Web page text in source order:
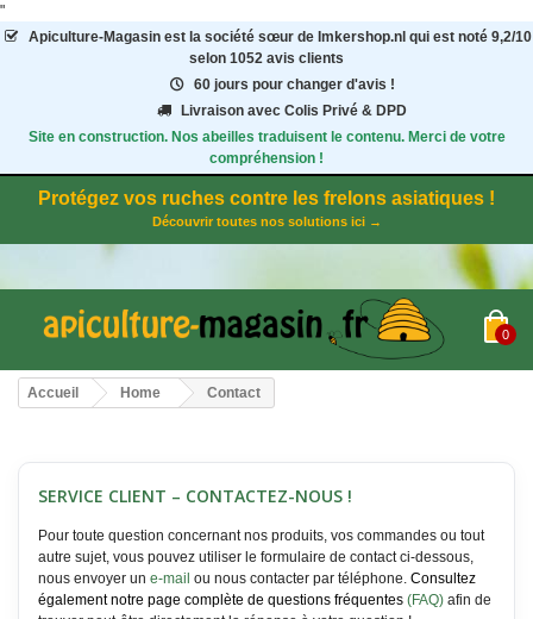
"
Apiculture-Magasinest la société sœur de Imkershop.nl qui est noté 9,2/10
selon 1052 avis clients
60 jours pour changer d'avis !
Livraison avec Colis Privé & DPD
Site en construction. Nos abeilles traduisent le contenu. Merci de votre
compréhension !
Protégez vos ruches contre les frelons asiatiques !
Découvrir toutes nos solutions ici →
0
Accueil Home Contact
SERVICE CLIENT – CONTACTEZ-NOUS !
Pour toute question concernant nos produits, vos commandes ou tout
autre sujet, vous pouvez utiliser le formulaire de contact ci-dessous,
nous envoyer un e-mail ou nous contacter par téléphone. Consultez
également notre page complète de questions fréquentes (FAQ) afin de